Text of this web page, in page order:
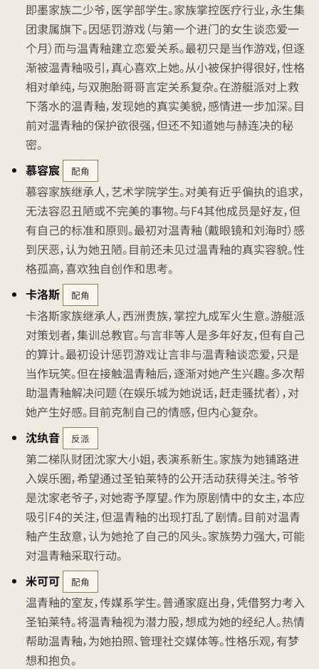
即墨家族二少爷，医学部学生。家族掌控医疗行业，永生集
团隶属旗下。因惩罚游戏（与第一个进门的女生谈恋爱一
个月）而与温青釉建立恋爱关系。最初只是当作游戏，但逐
渐被温青釉吸引，真心喜欢上她。从小被保护得很好，性格
相对单纯，与双胞胎哥哥言定关系复杂。在游艇派对上救
下落水的温青釉，发现她的真实美貌，感情进一步加深。目
前对温青釉的保护欲很强，但还不知道她与赫连决的秘
密。
慕容宸
配角
慕容家族继承人，艺术学院学生。对美有近乎偏执的追求，
无法容忍丑陋或不完美的事物。与F4其他成员是好友，但
有自己的标准和原则。最初对温青釉（戴眼镜和刘海时）感
到厌恶，认为她丑陋。目前还未见过温青釉的真实容貌。性
格孤高，喜欢独自创作和思考。
卡洛斯
配角
卡洛斯家族继承人，西洲贵族，掌控九成军火生意。游艇派
对策划者，集训总教官。与言非等人是多年好友，但有自己
的算计。最初设计惩罚游戏让言非与温青釉谈恋爱，只是
当作玩笑。但在接触温青釉后，逐渐对她产生兴趣。多次帮
助温青釉解决问题（在娱乐城为她说话，赶走骚扰者），对
她产生好感。目前克制自己的情感，但内心复杂。
沈纨音
反派
第二梯队财团沈家大小姐，表演系新生。家族为她铺路进
入娱乐圈，希望通过圣铂莱特的公开活动获得关注。爷爷
是沈家老爷子，对她寄予厚望。作为原剧情中的女主，本应
吸引F4的关注，但温青釉的出现打乱了剧情。目前对温青
釉产生敌意，认为她抢了自己的风头。家族势力强大，可能
对温青釉采取行动。
米可可
配角
温青釉的室友，传媒系学生。普通家庭出身，凭借努力考入
圣铂莱特。将温青釉视为潜力股，想成为她的经纪人。热情
帮助温青釉，为她拍照、管理社交媒体等。性格乐观，有梦
想和抱负。